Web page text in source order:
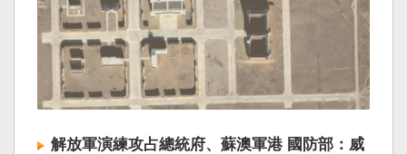
解放軍演練攻占總統府、蘇澳軍港 國防部：威